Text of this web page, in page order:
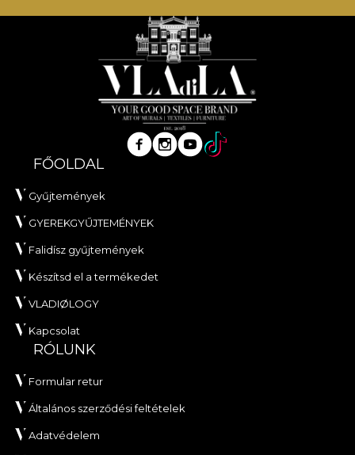
FŐOLDAL
Gyűjtemények
GYEREKGYŰJTEMÉNYEK
Falidísz gyűjtemények
Készítsd el a termékedet
VLADIØLOGY
Kapcsolat
RÓLUNK
Formular retur
Általános szerződési feltételek
Adatvédelem